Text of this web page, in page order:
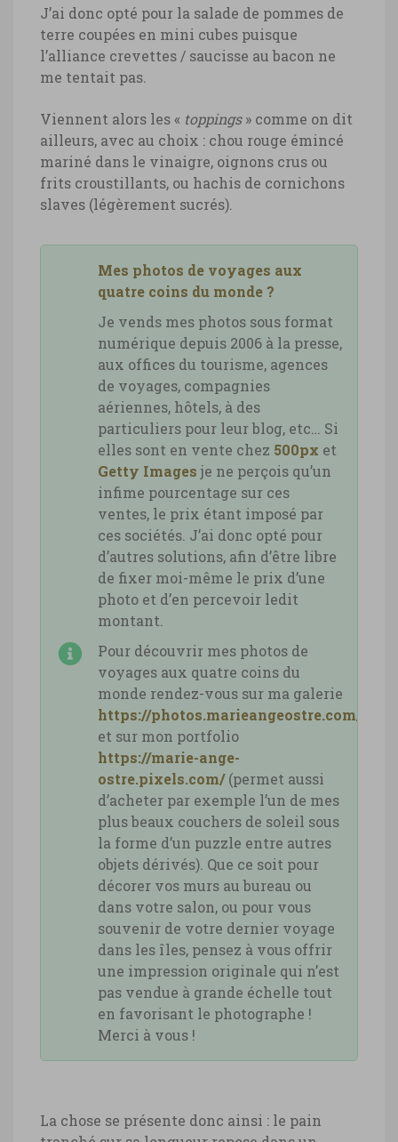
J’ai donc opté pour la salade de pommes de
terre coupées en mini cubes puisque
l’alliance crevettes / saucisse au bacon ne
me tentait pas.
Viennent alors les « toppings» comme on dit
ailleurs, avec au choix : chou rouge émincé
mariné dans le vinaigre, oignons crus ou
frits croustillants, ou hachis de cornichons
slaves (légèrement sucrés).
Mes photos de voyages aux
quatre coins du monde ?
Je vends mes photos sous format
numérique depuis 2006 à la presse,
aux offices du tourisme, agences
de voyages, compagnies
aériennes, hôtels, à des
particuliers pour leur blog, etc… Si
elles sont en vente chez 500px et
Getty Images je ne perçois qu’un
infime pourcentage sur ces
ventes, le prix étant imposé par
ces sociétés. J’ai donc opté pour
d’autres solutions, afin d’être libre
de fixer moi-même le prix d’une
photo et d’en percevoir ledit
montant.
Pour découvrir mes photos de
voyages aux quatre coins du
monde rendez-vous sur ma galerie
https://photos.marieangeostre.com/
et sur mon portfolio
https://marie-ange-
ostre.pixels.com/(permet aussi
d’acheter par exemple l’un de mes
plus beaux couchers de soleil sous
la forme d’un puzzle entre autres
objets dérivés). Que ce soit pour
décorer vos murs au bureau ou
dans votre salon, ou pour vous
souvenir de votre dernier voyage
dans les îles, pensez à vous offrir
une impression originale qui n’est
pas vendue à grande échelle tout
en favorisant le photographe !
Merci à vous !
La chose se présente donc ainsi : le pain